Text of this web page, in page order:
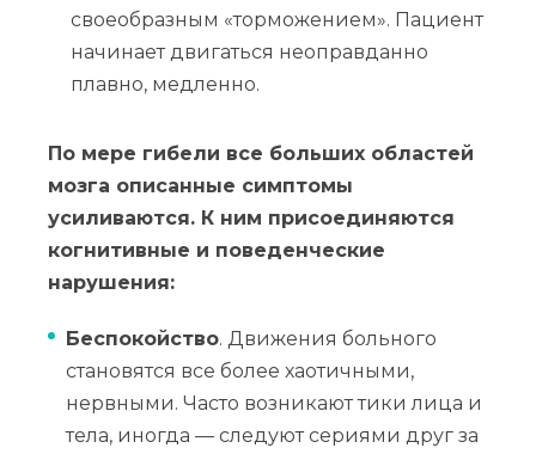
своеобразным «торможением». Пациент
начинает двигаться неоправданно
плавно, медленно.
По мере гибели все больших областей
мозга описанные симптомы
усиливаются. К ним присоединяются
когнитивные и поведенческие
нарушения:
Беспокойство. Движения больного
становятся все более хаотичными,
нервными. Часто возникают тики лица и
тела, иногда — следуют сериями друг за